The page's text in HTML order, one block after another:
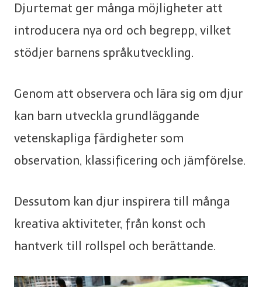
Djurtemat ger många möjligheter att
introducera nya ord och begrepp, vilket
stödjer barnens språkutveckling.
Genom att observera och lära sig om djur
kan barn utveckla grundläggande
vetenskapliga färdigheter som
observation, klassificering och jämförelse.
Dessutom kan djur inspirera till många
kreativa aktiviteter, från konst och
hantverk till rollspel och berättande.